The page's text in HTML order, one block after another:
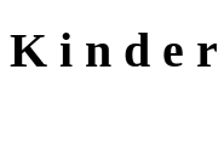
K i n d e